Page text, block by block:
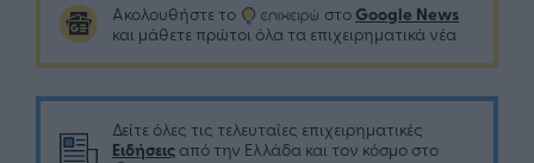
Ακολουθήστε το στο Google News
και μάθετε πρώτοι όλα τα επιχειρηματικά νέα
Δείτε όλες τις τελευταίες επιχειρηματικές
Ειδήσεις από την Ελλάδα και τον κόσμο στο